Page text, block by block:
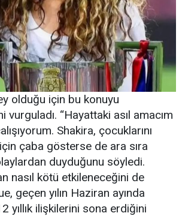
olduğu için bu konuyu
“Hayattaki asıl amacım
Shakira, çocuklarını
çaba gösterse de ara sıra
duyduğunu söyledi.
nasıl kötü etkileneceğini de
geçen yılın Haziran ayında
yıllık ilişkilerini sona erdiğini